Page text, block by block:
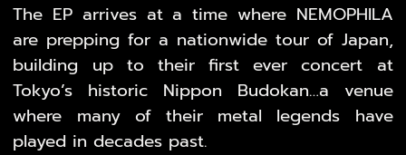
The EP arrives at a time where NEMOPHILA
are prepping for a nationwide tour of Japan,
building up to their first ever concert at
Tokyo’s historic Nippon Budokan…a venue
where many of their metal legends have
played in decades past.